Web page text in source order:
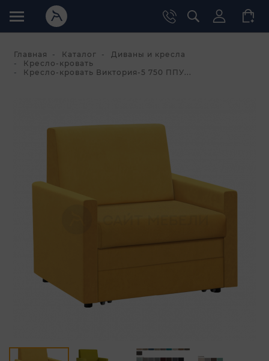
Главная Каталог
Диваны и кресла
Кресло-кровать
Кресло-кровать Виктория-5 750 ППУ...